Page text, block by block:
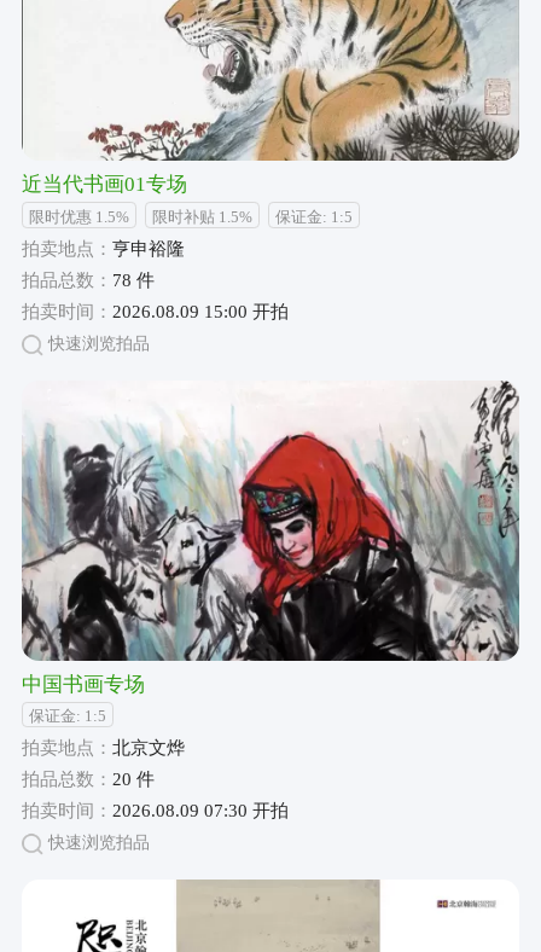
近当代书画01专场
限时优惠 1.5% 限时补贴 1.5% 保证金: 1:5
拍卖地点： 亨申裕隆
拍品总数： 78 件
拍卖时间： 2026.08.09 15:00 开拍
快速浏览拍品
中国书画专场
保证金: 1:5
拍卖地点： 北京文烨
拍品总数： 20 件
拍卖时间： 2026.08.09 07:30 开拍
快速浏览拍品